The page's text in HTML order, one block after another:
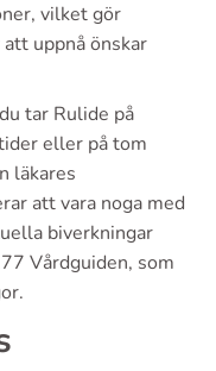
vilket gör
uppnå önskar
tar Rulide på
eller på tom
läkares
att vara noga med
biverkningar
Vårdguiden, som